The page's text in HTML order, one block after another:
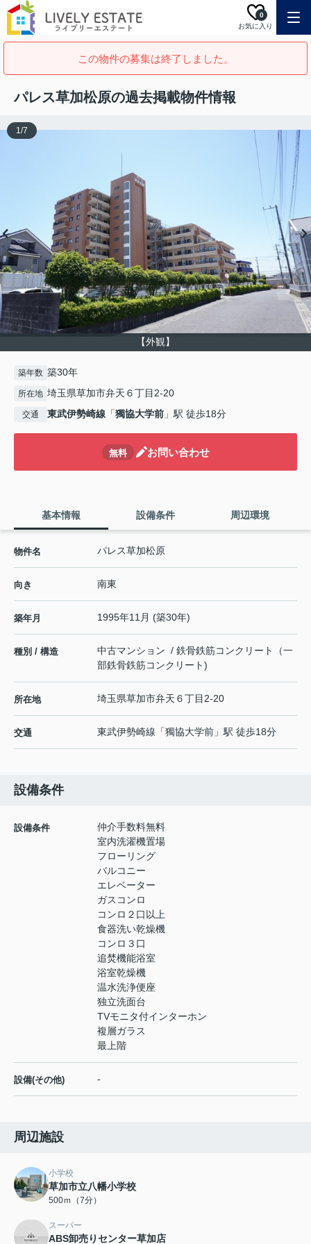
お気に入り
0
この物件の募集は終了しました。
パレス草加松原の過去掲載物件情報
【外観】
1/7
築年数 築30年
所在地 埼玉県草加市弁天６丁目2-20
交通 東武伊勢崎線 「獨協大学前 」駅 徒歩18分
無料 お問い合わせ
基本情報 設備条件 周辺環境
物件名 パレス草加松原
向き 南東
築年月 1995年11月 (築30年)
種別 / 構造
中古マンション / 鉄骨鉄筋コンクリート（一
部鉄骨鉄筋コンクリート)
所在地 埼玉県草加市弁天 ６丁目2-20
交通 東武伊勢崎線 「獨協大学前 」駅 徒歩18分
設備条件
設備条件
仲介手数料無料
室内洗濯機置場
フローリング
バルコニー
エレベーター
ガスコンロ
コンロ２口以上
食器洗い乾燥機
コンロ３口
追焚機能浴室
浴室乾燥機
温水洗浄便座
独立洗面台
TVモニタ付インターホン
複層ガラス
最上階
設備(その他) -
周辺施設
小学校
草加市立八幡小学校
500ｍ（7分）
スーパー
ABS卸売りセンター草加店